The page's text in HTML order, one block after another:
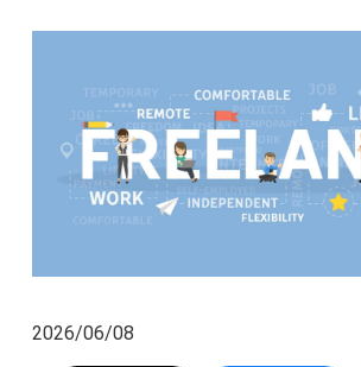
Powered by
2026/06/08